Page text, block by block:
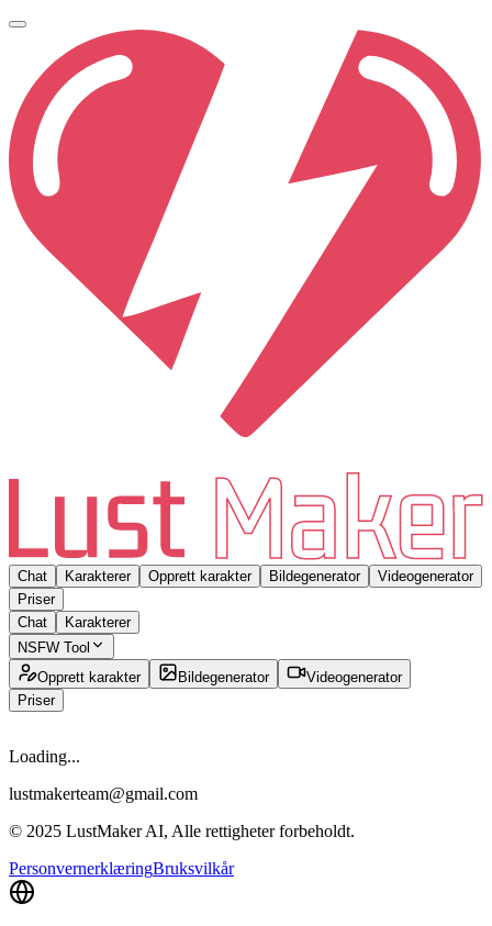
Chat Karakterer Opprett karakter Bildegenerator
Videogenerator
Priser
Chat
Karakterer
NSFW Tool
Opprett karakter
Bildegenerator
Videogenerator
Priser
Loading...
lustmakerteam@gmail.com
© 2025 LustMaker AI, Alle rettigheter forbeholdt.
PersonvernerklæringBruksvilkår